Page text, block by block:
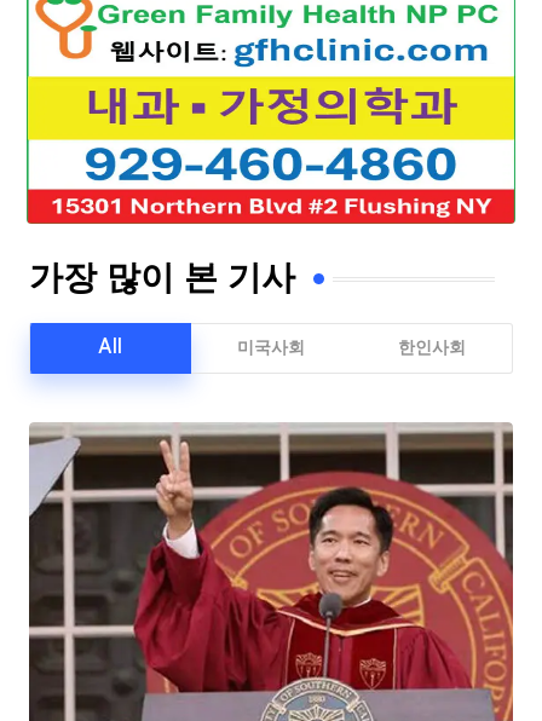
가장 많이 본 기사
All 미국사회 한인사회